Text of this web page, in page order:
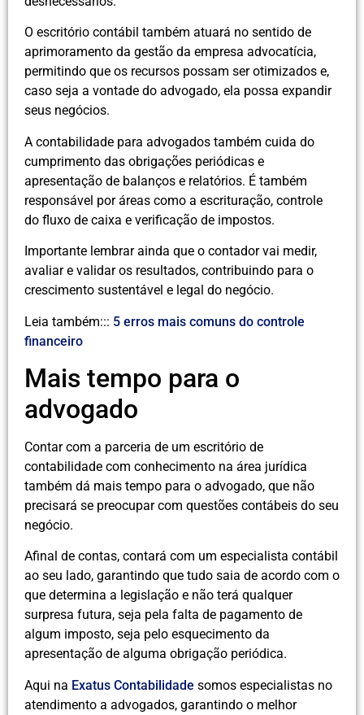
O escritório contábil também atuará no sentido de
aprimoramento da gestão da empresa advocatícia,
permitindo que os recursos possam ser otimizados e,
caso seja a vontade do advogado, ela possa expandir
seus negócios.
A contabilidade para advogados também cuida do
cumprimento das obrigações periódicas e
apresentação de balanços e relatórios. É também
responsável por áreas como a escrituração, controle
do fluxo de caixa e verificação de impostos.
Importante lembrar ainda que o contador vai medir,
avaliar e validar os resultados, contribuindo para o
crescimento sustentável e legal do negócio.
Leia também::: 5 erros mais comuns do controle
financeiro
Mais tempo para o
advogado
Contar com a parceria de um escritório de
contabilidade com conhecimento na área jurídica
também dá mais tempo para o advogado, que não
precisará se preocupar com questões contábeis do seu
negócio.
Afinal de contas, contará com um especialista contábil
ao seu lado, garantindo que tudo saia de acordo com o
que determina a legislação e não terá qualquer
surpresa futura, seja pela falta de pagamento de
algum imposto, seja pelo esquecimento da
apresentação de alguma obrigação periódica.
Aqui na Exatus Contabilidade somos especialistas no
atendimento a advogados, garantindo o melhor